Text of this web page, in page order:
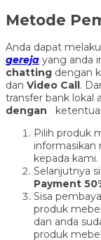
Metode
Anda dapat
gereja yang anda
chatting dengan
dan Video Call.
transfer bank lokal
dengan
Pilih produk
informasikan
kepada kami.
Selanjutnya
Payment
Sisa
produk
dan anda
produk